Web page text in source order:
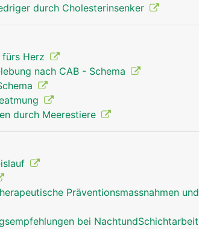
durch Cholesterinsenker
Herz
nach CAB - Schema
durch Meerestiere
Präventionsmassnahmen und
bei